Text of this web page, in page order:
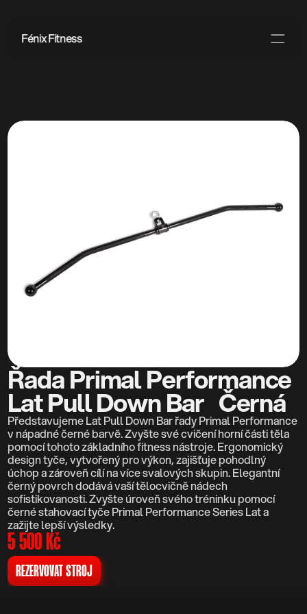
Řada Primal Performance
Lat Pull Down Bar   Černá
Představujeme Lat Pull Down Bar řady Primal Performance
v nápadné černé barvě. Zvyšte své cvičení horní části těla
pomocí tohoto základního fitness nástroje. Ergonomický
design tyče, vytvořený pro výkon, zajišťuje pohodlný
úchop a zároveň cílí na více svalových skupin. Elegantní
černý povrch dodává vaší tělocvičně nádech
sofistikovanosti. Zvyšte úroveň svého tréninku pomocí
černé stahovací tyče Primal Performance Series Lat a
zažijte lepší výsledky.
5 500 Kč
REZERVOVAT STROJ
Fénix Fitness
Kontakt
COMMUNITY
Join
Events
Careers
Docs
About